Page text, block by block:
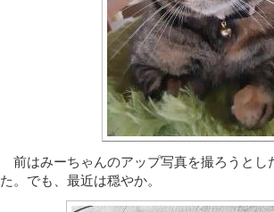
前はみーちゃんのアップ写真を撮ろうとし
た。でも、最近は穏やか。